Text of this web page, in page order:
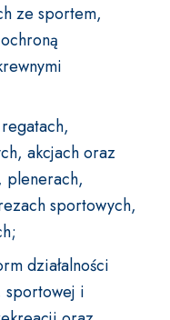
ze sportem,
akcjach oraz
plenerach,
sportowych,
działalności
sportowej i